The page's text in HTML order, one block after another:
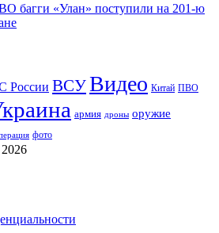
багги «Улан» поступили на 201-ю
России ВСУВидео Китай ПВО
армия дроны оружие
фото